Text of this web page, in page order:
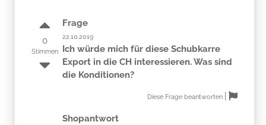
0
Stimmen
Frage
22.10.2019
Ich würde mich für diese Schubkarre
Export in die CH interessieren. Was sind
die Konditionen?
Diese Frage beantworten
Shopantwort